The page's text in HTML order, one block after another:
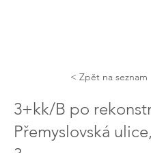
< Zpět na seznam
3+kk/B po
Přemyslovská